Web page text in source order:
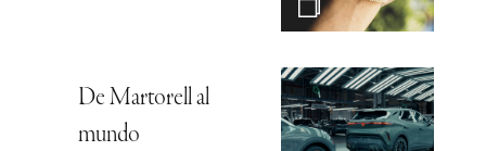
De Martorell al
mundo